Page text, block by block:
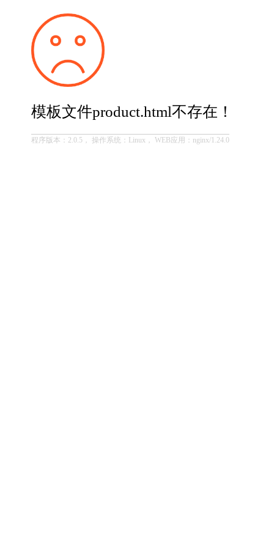
模板文件product.html不存在！
程序版本：2.0.5， 操作系统：Linux， WEB应用：nginx/1.24.0